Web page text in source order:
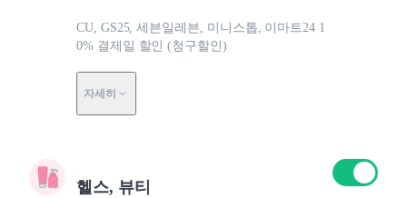
CU, GS25, 세븐일레븐, 미니스톱, 이마트24 1
0% 결제일 할인 (청구할인)
자세히
헬스, 뷰티